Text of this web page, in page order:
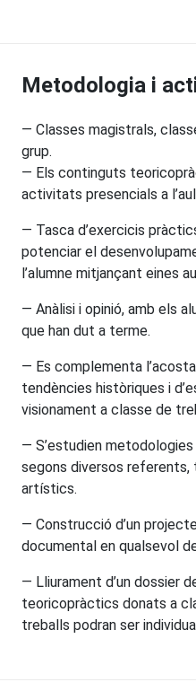
Metodologia i
— Classes magistrals,
grup.
— Els continguts
activitats presencials a
— Tasca d’exercicis
potenciar el
l’alumne mitjançant eines
— Anàlisi i opinió, amb els
que han dut a terme.
— Es complementa
tendències històriques i
visionament a classe de
— S’estudien
segons diversos
artístics.
— Construcció d’un
documental en qualsevol
— Lliurament d’un dossier
teoricopràctics donats a
treballs podran ser